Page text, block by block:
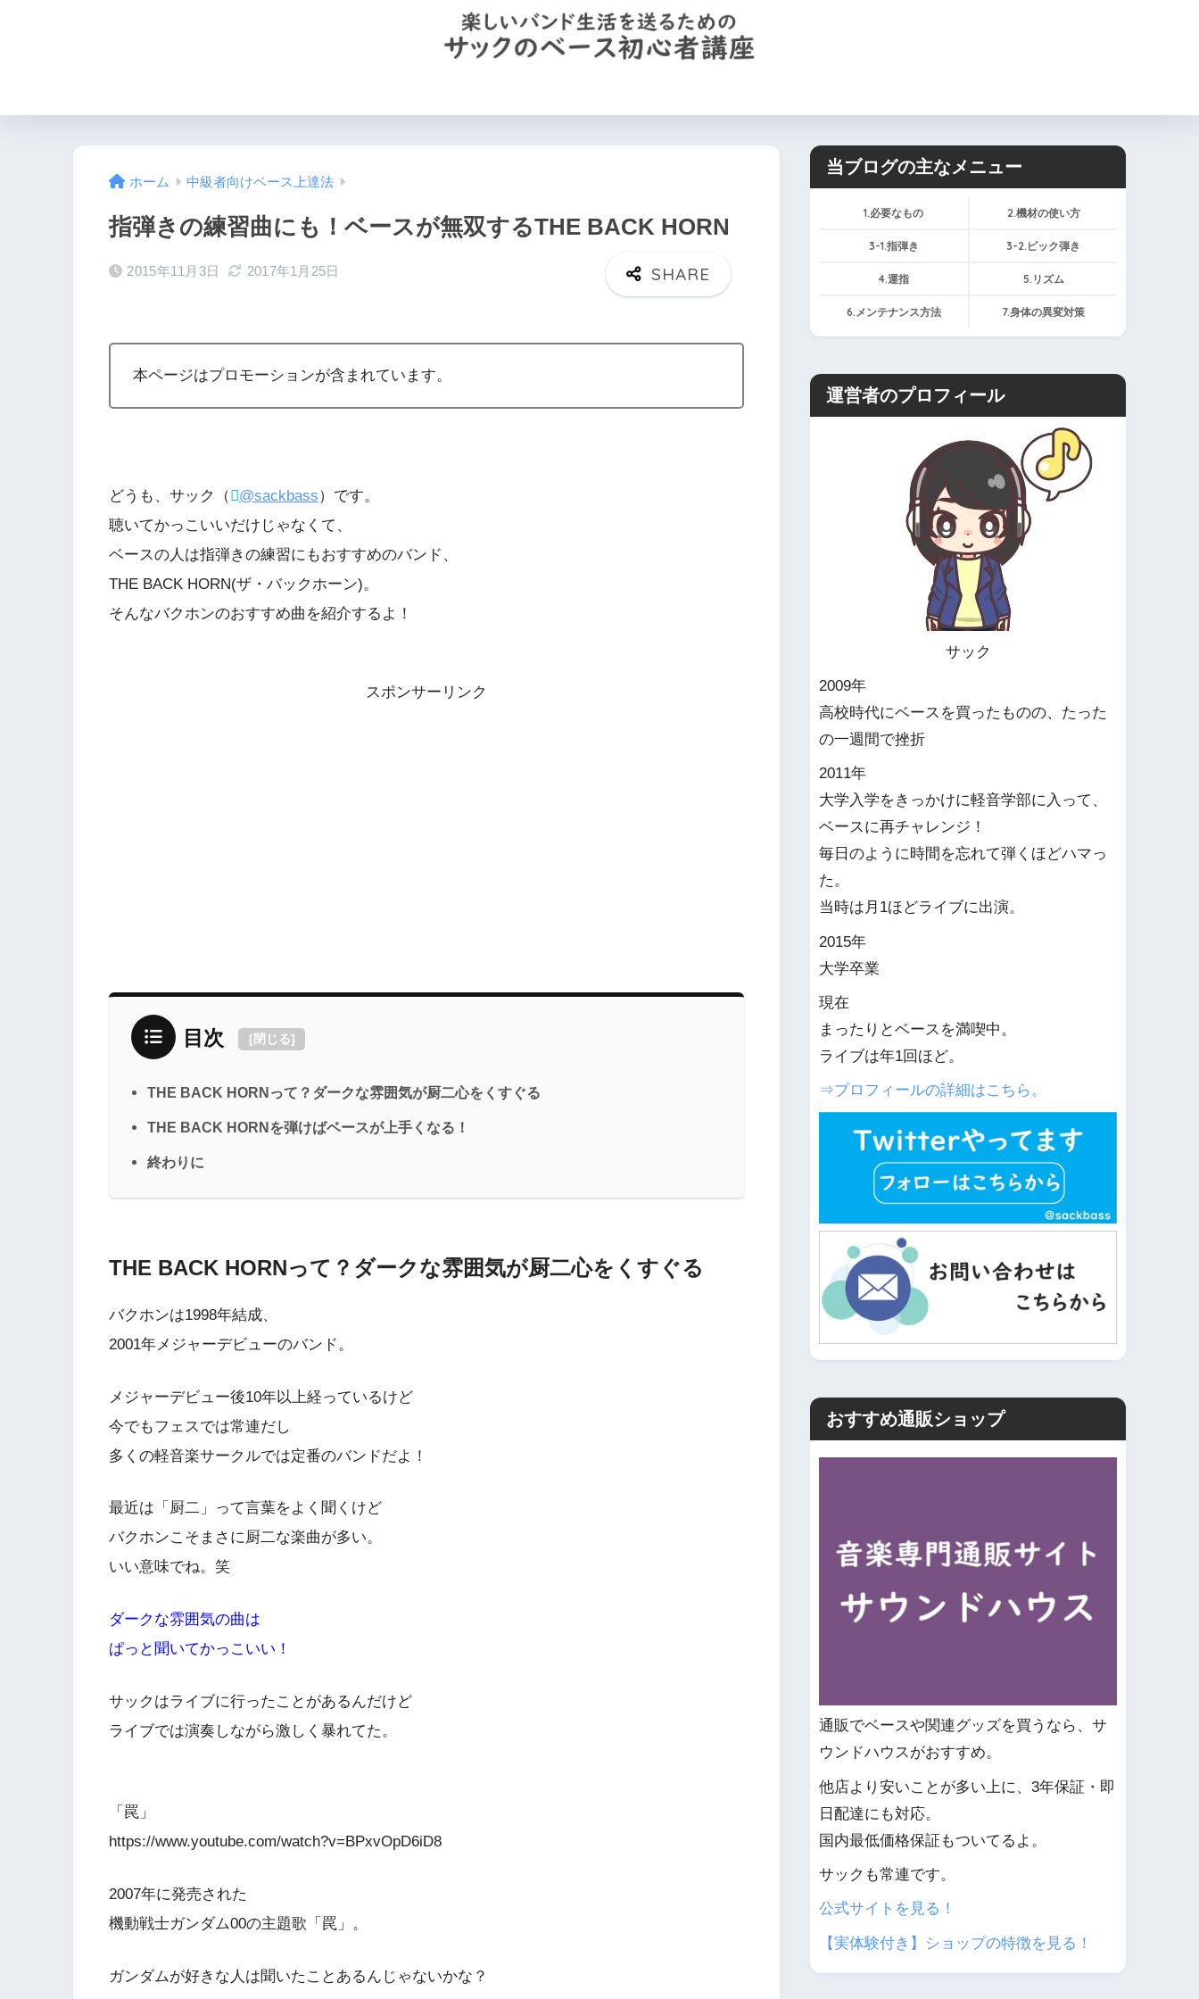
ホーム 中級者向けベース上達法
指弾きの練習曲にも！ベースが無双するTHE BACK HORN
2015年11月3日 2017年1月25日
本ページはプロモーションが含まれています。
どうも、サック（ @sackbass）です。
聴いてかっこいいだけじゃなくて、
ベースの人は指弾きの練習にもおすすめのバンド、
THE BACK HORN(ザ・バックホーン)。
そんなバクホンのおすすめ曲を紹介するよ！
スポンサーリンク
目次 [閉じる]
THE BACK HORNって？ダークな雰囲気が厨二心をくすぐる
THE BACK HORNを弾けばベースが上手くなる！
終わりに
THE BACK HORNって？ダークな雰囲気が厨二心をくすぐる
バクホンは1998年結成、
2001年メジャーデビューのバンド。
メジャーデビュー後10年以上経っているけど
今でもフェスでは常連だし
多くの軽音楽サークルでは定番のバンドだよ！
最近は「厨二」って言葉をよく聞くけど
バクホンこそまさに厨二な楽曲が多い。
いい意味でね。笑
ダークな雰囲気の曲は
ぱっと聞いてかっこいい！
サックはライブに行ったことがあるんだけど
ライブでは演奏しながら激しく暴れてた。
「罠」
https://www.youtube.com/watch?v=BPxvOpD6iD8
2007年に発売された
機動戦士ガンダム00の主題歌「罠」。
ガンダムが好きな人は聞いたことあるんじゃないかな？
当ブログの主なメニュー
1.必要なもの 2.機材の使い方
3-1.指弾き 3-2.ピック弾き
4.運指 5.リズム
6.メンテナンス方法 7.身体の異変対策
運営者のプロフィール
サック
2009年
高校時代にベースを買ったものの、たった
の一週間で挫折
2011年
大学入学をきっかけに軽音学部に入って、
ベースに再チャレンジ！
毎日のように時間を忘れて弾くほどハマっ
た。
当時は月1ほどライブに出演。
2015年
大学卒業
現在
まったりとベースを満喫中。
ライブは年1回ほど。
⇒プロフィールの詳細はこちら。
おすすめ通販ショップ
通販でベースや関連グッズを買うなら、サ
ウンドハウスがおすすめ。
他店より安いことが多い上に、3年保証・即
日配達にも対応。
国内最低価格保証もついてるよ。
サックも常連です。
公式サイトを見る！
【実体験付き】ショップの特徴を見る！